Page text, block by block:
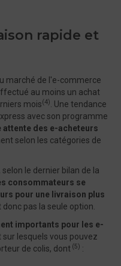
rapide et
marché de l'e-commerce
au moins un achat
mois(4)
. Une tendance
avec son programme
attente des e-acheteurs
selon les catégories de
le dernier bilan de la
consommateurs se
pour une livraison plus
donc pas la seule option.
importants pour les e-
lesquels vous pouvez
de colis, dont (5) :